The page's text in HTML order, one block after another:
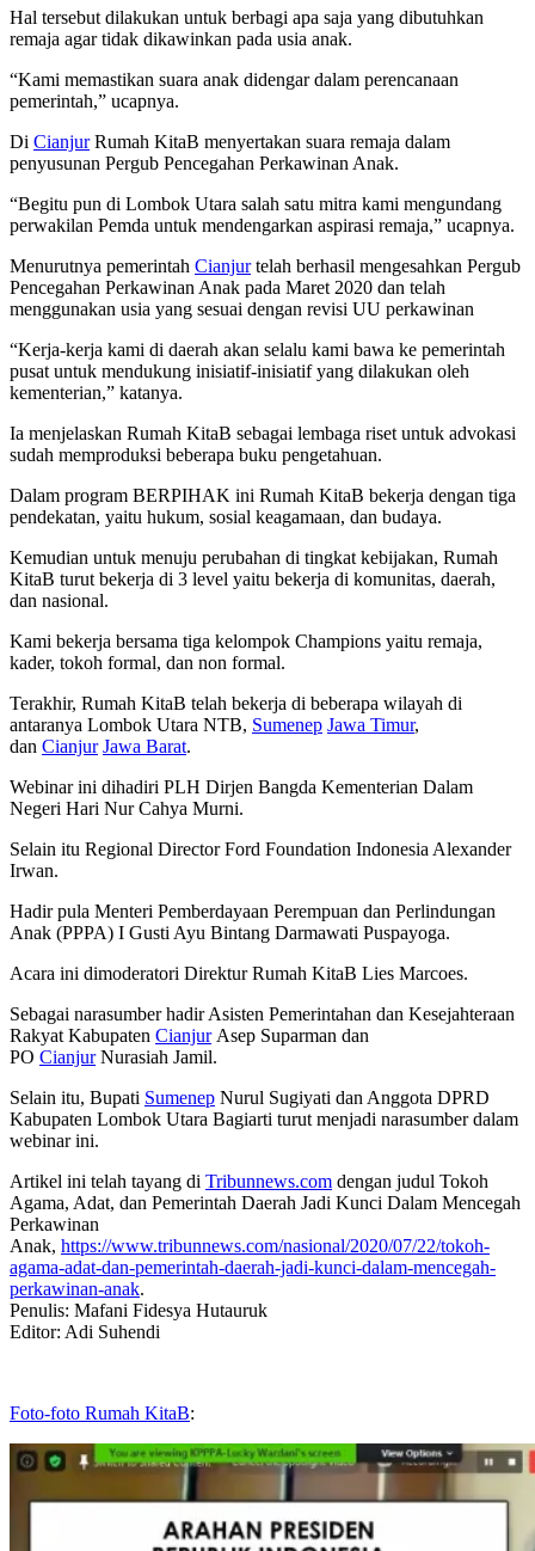
Hal tersebut dilakukan untuk berbagi apa saja yang dibutuhkan
remaja agar tidak dikawinkan pada usia anak.
“Kami memastikan suara anak didengar dalam perencanaan
pemerintah,” ucapnya.
Di CianjurRumah KitaB menyertakan suara remaja dalam
penyusunan Pergub Pencegahan Perkawinan Anak.
“Begitu pun di Lombok Utara salah satu mitra kami mengundang
perwakilan Pemda untuk mendengarkan aspirasi remaja,” ucapnya.
Menurutnya pemerintah Cianjurtelah berhasil mengesahkan Pergub
Pencegahan Perkawinan Anak pada Maret 2020 dan telah
menggunakan usia yang sesuai dengan revisi UU perkawinan
“Kerja-kerja kami di daerah akan selalu kami bawa ke pemerintah
pusat untuk mendukung inisiatif-inisiatif yang dilakukan oleh
kementerian,” katanya.
Ia menjelaskan Rumah KitaB sebagai lembaga riset untuk advokasi
sudah memproduksi beberapa buku pengetahuan.
Dalam program BERPIHAK ini Rumah KitaB bekerja dengan tiga
pendekatan, yaitu hukum, sosial keagamaan, dan budaya.
Kemudian untuk menuju perubahan di tingkat kebijakan, Rumah
KitaB turut bekerja di 3 level yaitu bekerja di komunitas, daerah,
dan nasional.
Kami bekerja bersama tiga kelompok Champions yaitu remaja,
kader, tokoh formal, dan non formal.
Terakhir, Rumah KitaB telah bekerja di beberapa wilayah di
antaranya Lombok Utara NTB, Sumenep Jawa Timur,
dan Cianjur Jawa Barat.
Webinar ini dihadiri PLH Dirjen Bangda Kementerian Dalam
Negeri Hari Nur Cahya Murni.
Selain itu Regional Director Ford Foundation Indonesia Alexander
Irwan.
Hadir pula Menteri Pemberdayaan Perempuan dan Perlindungan
Anak (PPPA) I Gusti Ayu Bintang Darmawati Puspayoga.
Acara ini dimoderatori Direktur Rumah KitaB Lies Marcoes.
Sebagai narasumber hadir Asisten Pemerintahan dan Kesejahteraan
Rakyat Kabupaten CianjurAsep Suparman dan
PO CianjurNurasiah Jamil.
Selain itu, Bupati Sumenep Nurul Sugiyati dan Anggota DPRD
Kabupaten Lombok Utara Bagiarti turut menjadi narasumber dalam
webinar ini.
Artikel ini telah tayang di Tribunnews.com dengan judul Tokoh
Agama, Adat, dan Pemerintah Daerah Jadi Kunci Dalam Mencegah
Perkawinan
Anak, https://www.tribunnews.com/nasional/2020/07/22/tokoh-
agama-adat-dan-pemerintah-daerah-jadi-kunci-dalam-mencegah-
perkawinan-anak.
Penulis: Mafani Fidesya Hutauruk
Editor: Adi Suhendi
Foto-foto Rumah KitaB: